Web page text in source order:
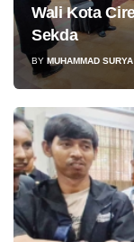
Wali Kota
Sekda
BY MUHAMMAD SURYA